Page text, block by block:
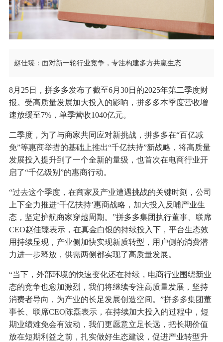
赵佳臻：面对新一轮行业竞争，专注构建多方共赢生态
8月25日，拼多多发布了截至6月30日的2025年第二季度财
报。受高质量发展加大投入的影响，拼多多本季度营收增
速放缓至7%，单季营收1040亿元。
二季度，为了与商家共同应对新挑战，拼多多在“百亿减
免”等惠商举措的基础上推出“千亿扶持”新战略，将高质量
发展投入提升到了一个全新的量级，也首次在电商行业开
启了“千亿级别”的惠商行动。
“过去这个季度，在商家及产业遭遇挑战的关键时刻，公司
上下全力推进‘千亿扶持’惠商战略，加大投入反哺产业生
态，坚定护航商家穿越周期。”拼多多集团执行董事、联席
CEO赵佳臻表示， 在真金白银的持续投入下，平台生态效
用持续显现，产业侧加快实现新质转型，用户侧的消费潜
力进一步释放，供需两侧都实现了高质量发展。
“当下，外部环境的快速变化还在持续，电商行业围绕新业
态的竞争也愈加激烈，我们将继续专注高质量发展，坚持
消费者导向，为产业的长足发展创造空间。”拼多多集团董
事长、联席CEO陈磊表示，在持续加大投入的过程中，短
期业绩难免会有波动，我们更愿意立足长远，把长期价值
放在短期利益之前，扎实做好生态建设，促进产业转型升